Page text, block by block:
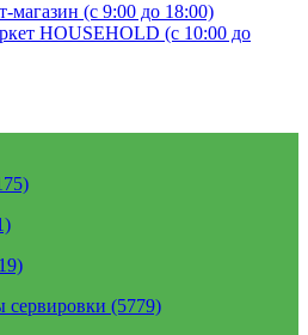
магазин (с 9:00 до 18:00)
HOUSEHOLD (с 10:00 до
сервировки (5779)